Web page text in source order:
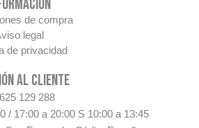
de compra
legal
de privacidad
AL CLIENTE
129 288
/ 17:00 a 20:00 S 10:00 a 13:45